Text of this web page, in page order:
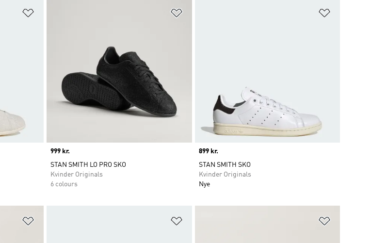
Price
999 kr.
STAN SMITH LO PRO SKO
Kvinder Originals
6 colours
Price
899 kr.
STAN SMITH SKO
Kvinder Originals
Nye